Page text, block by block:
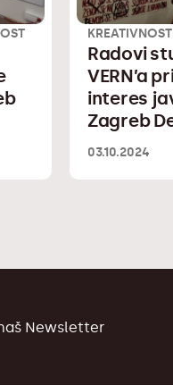
Radovi
VERN’a
interes
Zagreb
03.10.2024
Newsletter